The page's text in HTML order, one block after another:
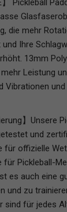
】 Pickleball
die mehr
Ihre
13mm
Leistung
Vibrationen
】Unsere
und
für offizielle
für Pickleball-
es auch eine
und zu
sind für jedes